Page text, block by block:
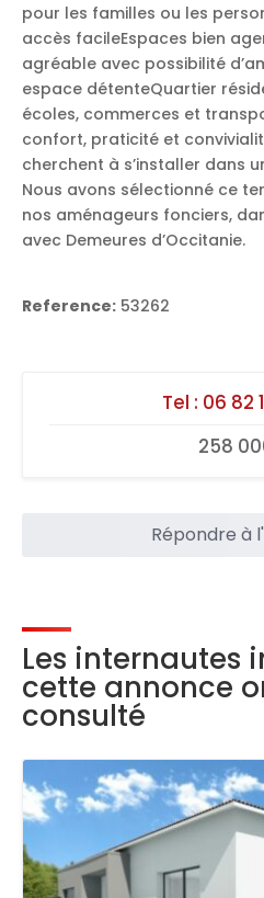
pour les familles ou les
accès facileEspaces bien
agréable avec possibilité
espace détenteQuartier
écoles, commerces et
confort, praticité et
cherchent à s’installer dans
Nous avons sélectionné ce
nos aménageurs fonciers,
avec Demeures d’Occitanie.
Reference: 53262
Tel : 06 82
258
Répondre à
Les internautes
cette annonce
consulté